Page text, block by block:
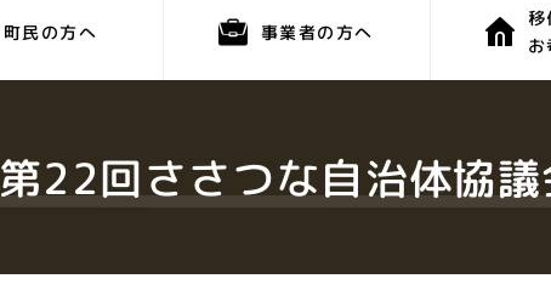
町民の方へ 事業者の方へ
移
第22回ささつな自治体協